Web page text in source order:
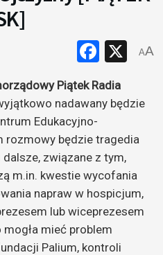
X
AA
Piątek Radia
nadawany będzie
Edukacyjno-
rozmowy będzie tragedia
związane z tym,
m.in. kwestie wycofania
napraw w hospicjum,
lub wiceprezesem
mogła mieć problem
Palium, kontroli